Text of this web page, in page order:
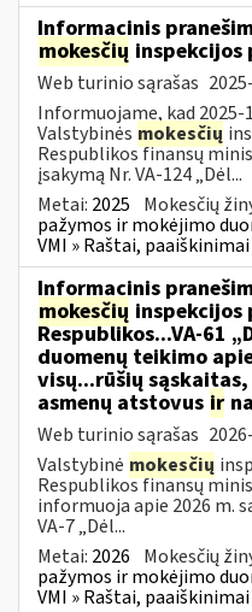
Informacinis
mokesčių inspekcijos
Web turinio sąrašas
Informuojame, kad
Valstybinės mokesčių
Respublikos finansų
įsakymą Nr. VA-124 „Dėl...
Metai: 2025 Mokesčių
pažymos ir mokėjimo
VMI » Raštai,
Informacinis
mokesčių inspekcijos
Respublikos...VA-61
duomenų teikimo
visų...rūšių
asmenų atstovus ir
Web turinio sąrašas
Valstybinė mokesčių
Respublikos finansų
informuoja apie 2026 m.
VA-7 „Dėl...
Metai: 2026 Mokesčių
pažymos ir mokėjimo
VMI » Raštai,